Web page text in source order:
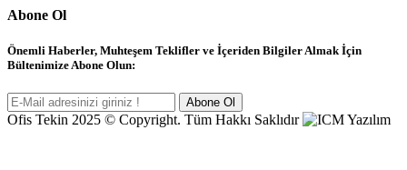
Abone Ol
Önemli Haberler, Muhteşem Teklifler ve İçeriden Bilgiler Almak İçin
Bültenimize Abone Olun:
Abone Ol
Ofis Tekin 2025 © Copyright. Tüm Hakkı Saklıdır